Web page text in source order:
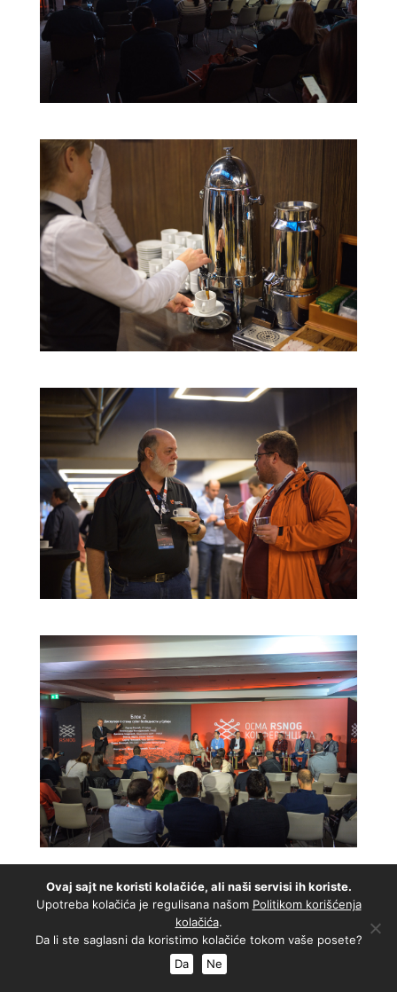
Ovaj sajt ne koristi kolačiće, ali naši servisi ih koriste.
Upotreba kolačića je regulisana našom Politikom korišćenja
kolačića.
Da li ste saglasni da koristimo kolačiće tokom vaše posete?
Da
Ne